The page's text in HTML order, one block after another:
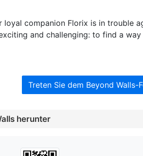
loyal companion Florix is in trouble
and challenging: to find a
Treten Sie dem Beyond Walls-
herunter